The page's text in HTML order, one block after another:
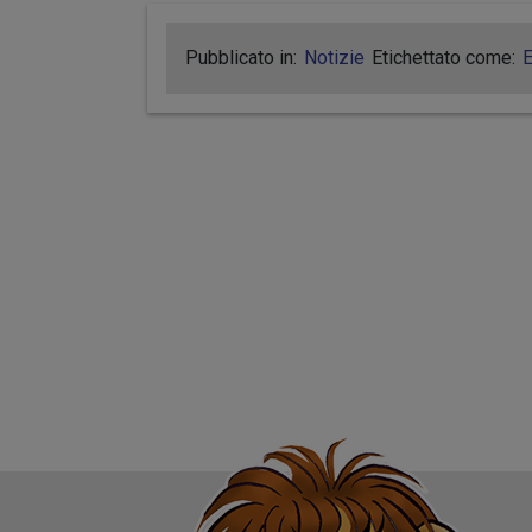
Pubblicato in: Notizie Etichettato come: